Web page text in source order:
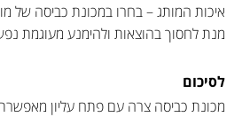
איכות המותג – בחרו במכונת כביסה
מנת לחסוך בהוצאות ולהימנע מעוגמת
לסיכום
מכונת כביסה צרה עם פתח עליון